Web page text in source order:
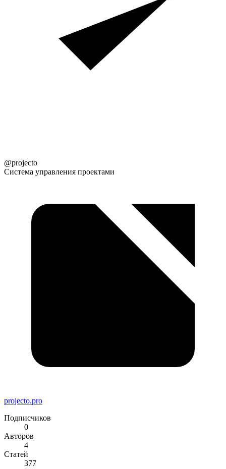
@projecto
Система управления проектами
projecto.pro
Подписчиков
0
Авторов
4
Статей
377